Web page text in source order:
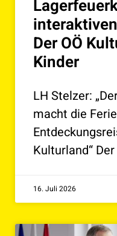
Der OÖ
Kinder
LH Stelzer:
macht die
Kulturland“ Der
16. Juli 2026